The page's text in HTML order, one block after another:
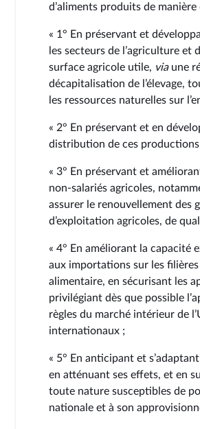
Date de dépôt
d’aliments produits de
« 1° En préservant et
les secteurs de l’agriculture et
surface agricole utile, viaune
décapitalisation de l’élevage,
les ressources naturelles sur
« 2° En préservant et en
distribution de ces
« 3° En préservant et
non-salariés agricoles,
assurer le renouvellement des
d’exploitation agricoles, de
« 4° En améliorant la capacité
aux importations sur les
alimentaire, en sécurisant les
privilégiant dès que possible
règles du marché intérieur de
internationaux ;
« 5° En anticipant et
en atténuant ses effets, et en
toute nature susceptibles de
nationale et à son